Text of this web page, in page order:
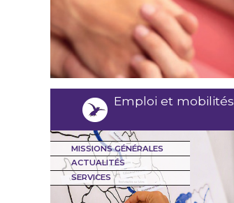
Emploi et mobilités
MISSIONS GÉNÉRALES
ACTUALITÉS
SERVICES